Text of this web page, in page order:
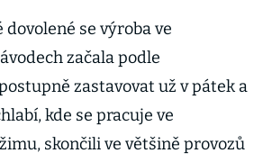
se výroba ve
začala podle
zastavovat už v pátek a
kde se pracuje ve
skončili ve většině provozů